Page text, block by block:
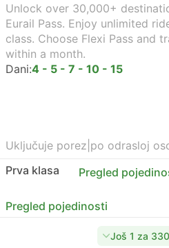
Unlock over 30,000+
Eurail Pass. Enjoy unlimited
class. Choose Flexi Pass and
within a month.
Dani:4 - 5 - 7 - 10 - 15
Uključuje porez po odrasloj
Prva klasa
Pregled
Pregled pojedinosti
Još 1 za